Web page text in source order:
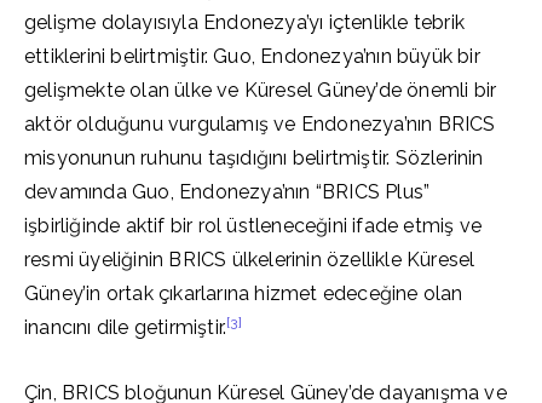
gelişme dolayısıyla Endonezya’yı içtenlikle tebrik
ettiklerini belirtmiştir. Guo, Endonezya’nın büyük bir
gelişmekte olan ülke ve Küresel Güney’de önemli bir
aktör olduğunu vurgulamış ve Endonezya’nın BRICS
misyonunun ruhunu taşıdığını belirtmiştir. Sözlerinin
devamında Guo, Endonezya’nın “BRICS Plus”
işbirliğinde aktif bir rol üstleneceğini ifade etmiş ve
resmi üyeliğinin BRICS ülkelerinin özellikle Küresel
Güney’in ortak çıkarlarına hizmet edeceğine olan
inancını dile getirmiştir.[3]
Çin, BRICS bloğunun Küresel Güney’de dayanışma ve